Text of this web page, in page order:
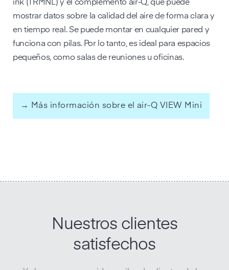
ink (TRMNL) y el complemento air-Q, que puede
mostrar datos sobre la calidad del aire de forma clara y
en tiempo real. Se puede montar en cualquier pared y
funciona con pilas. Por lo tanto, es ideal para espacios
pequeños, como salas de reuniones u oficinas.
→ Más información sobre el air-Q VIEW Mini
Nuestros clientes
satisfechos